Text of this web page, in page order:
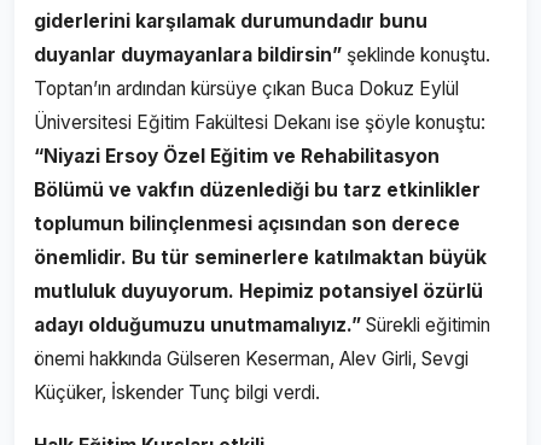
giderlerini karşılamak durumundadır bunu
duyanlar duymayanlara bildirsin” şeklinde konuştu.
Toptan’ın ardından kürsüye çıkan Buca Dokuz Eylül
Üniversitesi Eğitim Fakültesi Dekanı ise şöyle konuştu:
“Niyazi Ersoy Özel Eğitim ve Rehabilitasyon
Bölümü ve vakfın düzenlediği bu tarz etkinlikler
toplumun bilinçlenmesi açısından son derece
önemlidir. Bu tür seminerlere katılmaktan büyük
mutluluk duyuyorum. Hepimiz potansiyel özürlü
adayı olduğumuzu unutmamalıyız.” Sürekli eğitimin
önemi hakkında Gülseren Keserman, Alev Girli, Sevgi
Küçüker, İskender Tunç bilgi verdi.